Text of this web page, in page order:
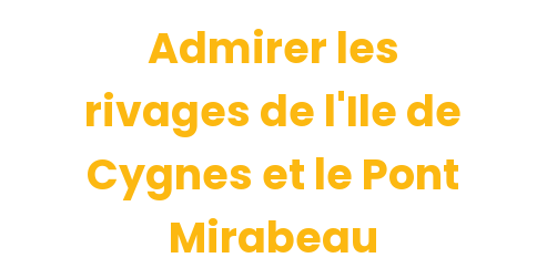
Admirer les
rivages de l'Ile de
Cygnes et le Pont
Mirabeau